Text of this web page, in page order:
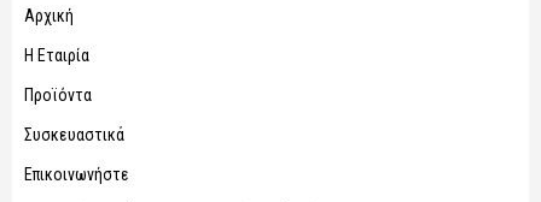
Αρχική
Η Εταιρία
Προϊόντα
Συσκευαστικά
Επικοινωνήστε